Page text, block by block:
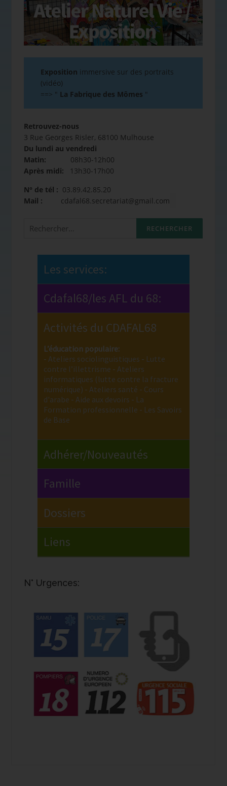
Exposition immersive sur des portraits
(vidéo)
==> " La Fabrique des Mômes "
Retrouvez-nous
3 Rue Georges Risler, 68100 Mulhouse
Du lundi au vendredi
Matin: 08h30-12h00
Après midi: 13h30-17h00
N° de tél : 03.89.42.85.20
Mail : cdafal68.secretariat@gmail.com
N° Urgences: